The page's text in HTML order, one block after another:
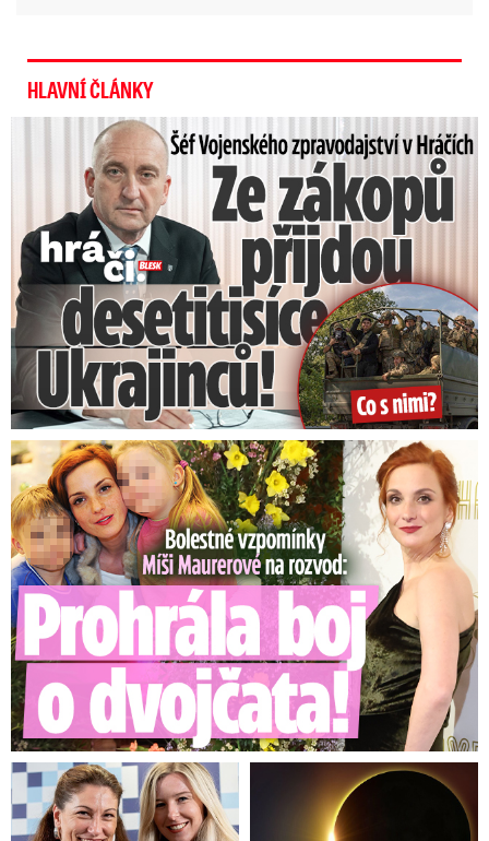
pondělí tento státní zástupce.
Podle žalobce obvinění různými způsoby
ovlivňovali veřejné soutěže ve svůj prospěch či
ve prospěch spřízněných subjektů. V
souvislosti s kauzou padlo obvinění z trestného
činu sjednání výhody při zadání veřejné zakázky,
při veřejné soutěži a veřejné dražbě, poškození
finančních zájmů Evropské unie, účasti na
organizované zločinecké skupině a porušení
předpisů o pravidlech hospodářské soutěže.
HLAVNÍ ČLÁNKY
Šéf Vojenského zpravodajství: Přijdou desetitisíce Ukrajinců
Bolestné vzpomínky Míši Maurerové: Prohrála boj o dvojčata!